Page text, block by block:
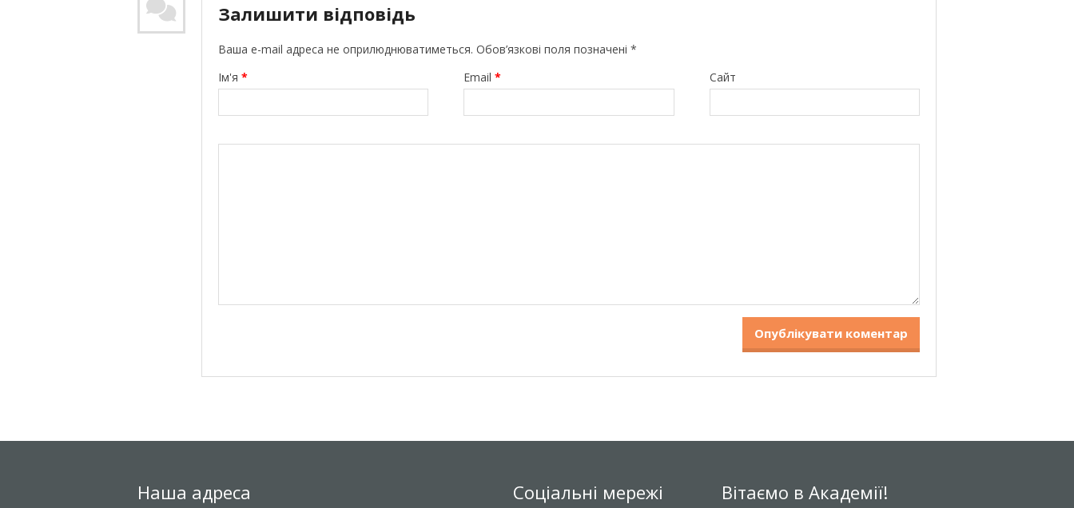
Залишити відповідь
Ваша e-mail адреса не оприлюднюватиметься. Обов’язкові поля позначені *
Ім'я * Email* Сайт
Наша адреса Соціальні мережі Вітаємо в Академії!